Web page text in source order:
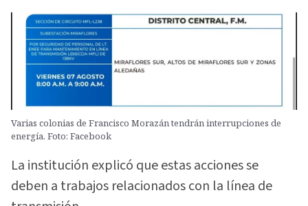
Varias colonias de Francisco Morazán tendrán interrupciones de
energía. Foto: Facebook
La institución explicó que estas acciones se
deben a trabajos relacionados con la línea de